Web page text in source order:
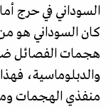
السوداني في حرج
كان السوداني هو
هجمات الفصائل ضد
والدبلوماسية،
منفذي الهجمات